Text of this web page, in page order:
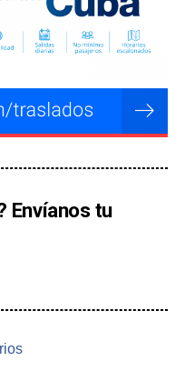
Envíanos tu